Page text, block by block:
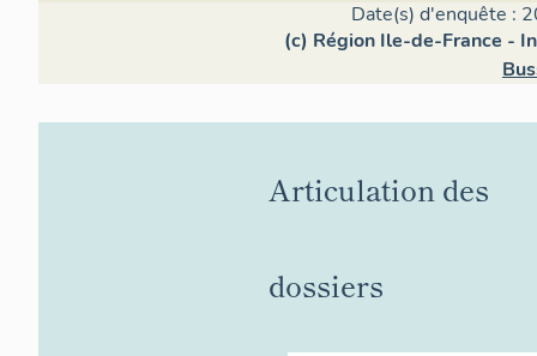
Date(s) d'enquête :
(c) Région Ile-de-France -
Articulation des
dossiers